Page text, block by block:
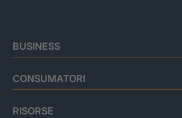
BUSINESS
CONSUMATORI
RISORSE